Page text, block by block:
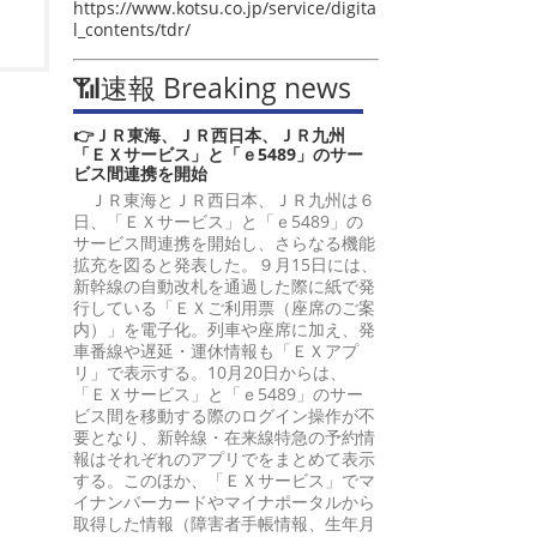
https://www.kotsu.co.jp/service/digita
l_contents/tdr/
📶速報 Breaking news
👉ＪＲ東海、ＪＲ西日本、ＪＲ九州
「ＥＸサービス」と「ｅ5489」のサー
ビス間連携を開始
ＪＲ東海とＪＲ西日本、ＪＲ九州は６
日、「ＥＸサービス」と「ｅ5489」の
サービス間連携を開始し、さらなる機能
拡充を図ると発表した。９月15日には、
新幹線の自動改札を通過した際に紙で発
行している「ＥＸご利用票（座席のご案
内）」を電子化。列車や座席に加え、発
車番線や遅延・運休情報も「ＥＸアプ
リ」で表示する。10月20日からは、
「ＥＸサービス」と「ｅ5489」のサー
ビス間を移動する際のログイン操作が不
要となり、新幹線・在来線特急の予約情
報はそれぞれのアプリでをまとめて表示
する。このほか、「ＥＸサービス」でマ
イナンバーカードやマイナポータルから
取得した情報（障害者手帳情報、生年月